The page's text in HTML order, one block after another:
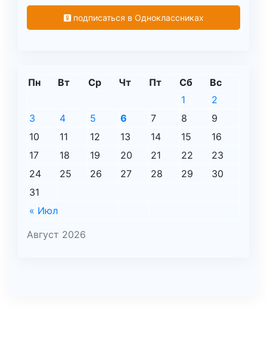
подписаться в Одноклассниках
Август 2026
Пн Вт Ср Чт Пт Сб Вс
« Июл
1
2
3
4 5 6 7 8
9
10
11 12 13 14 15
16
17
18 19 20 21 22
23
24
25 26 27 28 29
30
31